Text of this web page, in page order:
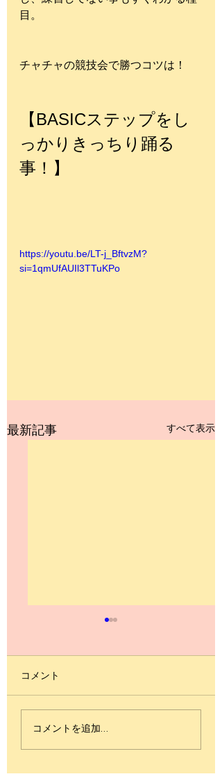
目。
チャチャの競技会で勝つコツは！
【BASICステップをし
っかりきっちり踊る
事！】
https://youtu.be/LT-j_BftvzM?
si=1qmUfAUIl3TTuKPo
最新記事 すべて表示
DUET Perm, RUS |
2014 World Formation
Latin | DanceSportTotal
コメント
コメントを追加…